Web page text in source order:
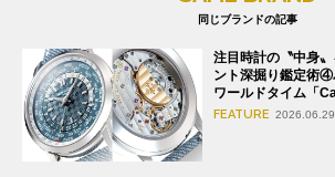
同じブランドの記事
注目時計の〝中身
ント深掘り鑑定術④
ワールドタイム「
FEATURE 2026.06.29